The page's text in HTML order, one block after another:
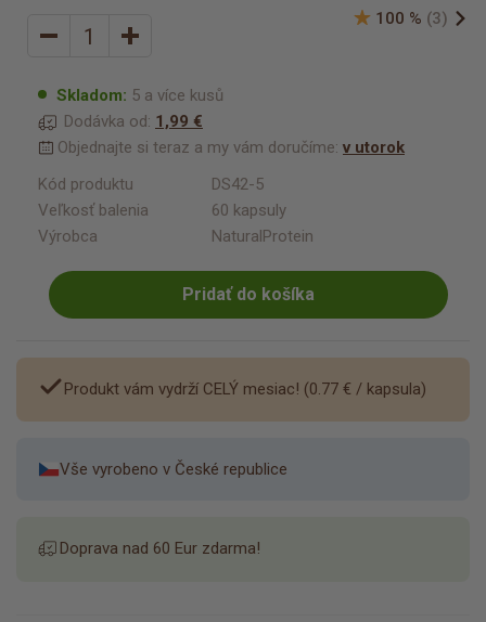
100 % (3)
Skladom: 5 a více kusů
Dodávka od: 1,99 €
Objednajte si teraz a my vám doručíme: v utorok
Kód produktu
DS42-5
Veľkosť balenia
60 kapsuly
Výrobca
NaturalProtein
Pridať do košíka
Produkt vám vydrží CELÝ mesiac! (0.77 € / kapsula)
Vše vyrobeno v České republice
Doprava nad 60 Eur zdarma!